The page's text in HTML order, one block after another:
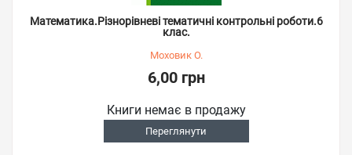
Математика.Різнорівневі тематичні контрольні роботи.6
клас.
Моховик О.
6,00 грн
Книги немає в продажу
Переглянути